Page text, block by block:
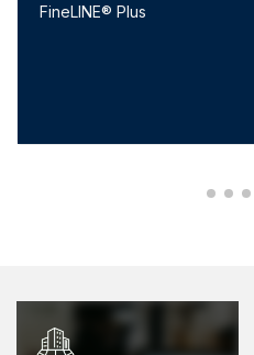
FineLINE® Plus